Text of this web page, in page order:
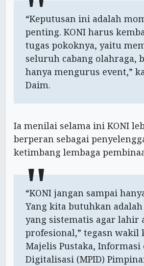
“Keputusan ini adalah
penting. KONI harus
tugas pokoknya, yaitu
seluruh cabang olahraga,
hanya mengurus event,”
Daim.
Ia menilai selama ini KONI
berperan sebagai
ketimbang lembaga
“KONI jangan sampai
Yang kita butuhkan
yang sistematis agar lahir
profesional,” tegasn wakil
Majelis Pustaka, Informasi
Digitalisasi (MPID)